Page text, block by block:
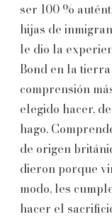
ser 100 %
hijas de
le dio la
Bond en la
comprensión
elegido hacer,
hago.
de origen
dieron porque
modo, les
hacer el